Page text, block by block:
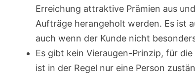
Erreichung attraktive Prämien aus
Aufträge herangeholt werden. Es ist
auch wenn der Kunde nicht
Es gibt kein Vieraugen-Prinzip, für
ist in der Regel nur eine Person